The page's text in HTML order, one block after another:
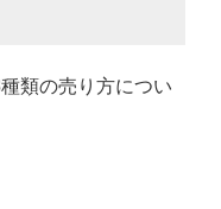
類の売り方につい